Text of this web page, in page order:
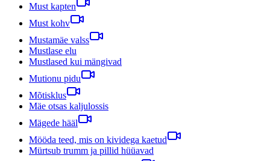
Must kapten
Must kohv
Mustamäe valss
Mustlase elu
Mustlased kui mängivad
Mutionu pidu
Mõtisklus
Mäe otsas kaljulossis
Mägede hääl
Mööda teed, mis on kividega kaetud
Mürtsub trumm ja pillid hüüavad